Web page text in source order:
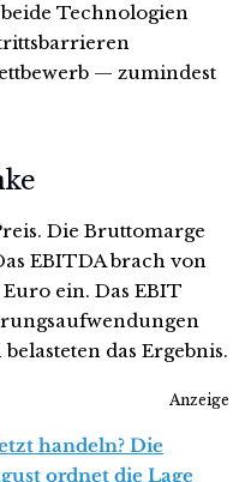
Technologien
— zumindest
Die Bruttomarge
EBITDA brach von
ein. Das EBIT
das Ergebnis.
Anzeige
handeln? Die
ordnet die Lage